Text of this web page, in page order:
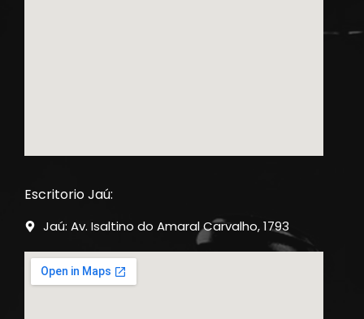
Escritorio Jaú:
Jaú: Av. Isaltino do Amaral Carvalho, 1793